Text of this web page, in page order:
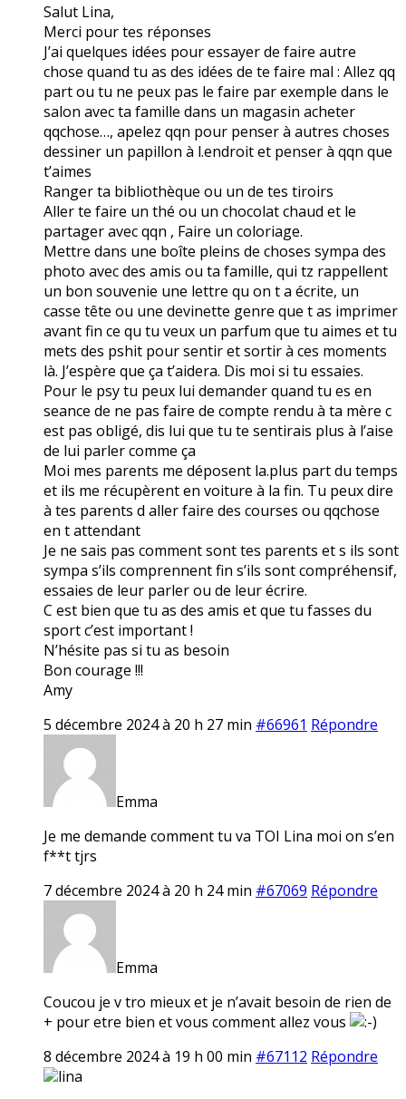
Salut Lina,
Merci pour tes réponses
J’ai quelques idées pour essayer de faire autre
chose quand tu as des idées de te faire mal : Allez qq
part ou tu ne peux pas le faire par exemple dans le
salon avec ta famille dans un magasin acheter
qqchose…, apelez qqn pour penser à autres choses
dessiner un papillon à l.endroit et penser à qqn que
t’aimes
Ranger ta bibliothèque ou un de tes tiroirs
Aller te faire un thé ou un chocolat chaud et le
partager avec qqn , Faire un coloriage.
Mettre dans une boîte pleins de choses sympa des
photo avec des amis ou ta famille, qui tz rappellent
un bon souvenie une lettre qu on t a écrite, un
casse tête ou une devinette genre que t as imprimer
avant fin ce qu tu veux un parfum que tu aimes et tu
mets des pshit pour sentir et sortir à ces moments
là. J’espère que ça t’aidera. Dis moi si tu essaies.
Pour le psy tu peux lui demander quand tu es en
seance de ne pas faire de compte rendu à ta mère c
est pas obligé, dis lui que tu te sentirais plus à l’aise
de lui parler comme ça
Moi mes parents me déposent la.plus part du temps
et ils me récupèrent en voiture à la fin. Tu peux dire
à tes parents d aller faire des courses ou qqchose
en t attendant
Je ne sais pas comment sont tes parents et s ils sont
sympa s’ils comprennent fin s’ils sont compréhensif,
essaies de leur parler ou de leur écrire.
C est bien que tu as des amis et que tu fasses du
sport c’est important !
N’hésite pas si tu as besoin
Bon courage !!!
Amy
5 décembre 2024 à 20 h 27 min #66961 Répondre
Emma
Je me demande comment tu va TOI Lina moi on s’en
f**t tjrs
7 décembre 2024 à 20 h 24 min #67069 Répondre
Emma
Coucou je v tro mieux et je n’avait besoin de rien de
+ pour etre bien et vous comment allez vous
8 décembre 2024 à 19 h 00 min #67112 Répondre
lina